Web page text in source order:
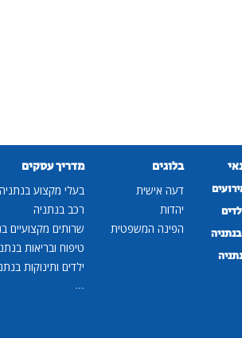
בלוגים
דעה אישית
יהדות
הפינה המשפטית
מדריך עסקים
בעלי מקצוע בנתניה
רכב בנתניה
שרותים מקצועיים
טיפוח ובריאות
ילדים ותינוקות